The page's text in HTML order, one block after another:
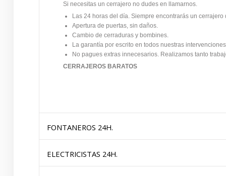
Si necesitas un cerrajero no dudes en llamarnos.
Las 24 horas del día. Siempre encontrarás un cerrajero
Apertura de puertas, sin daños.
Cambio de cerraduras y bombines.
La garantía por escrito en todos nuestras
No pagues extras innecesarios. Realizamos tanto
CERRAJEROS BARATOS
FONTANEROS 24H.
ELECTRICISTAS 24H.